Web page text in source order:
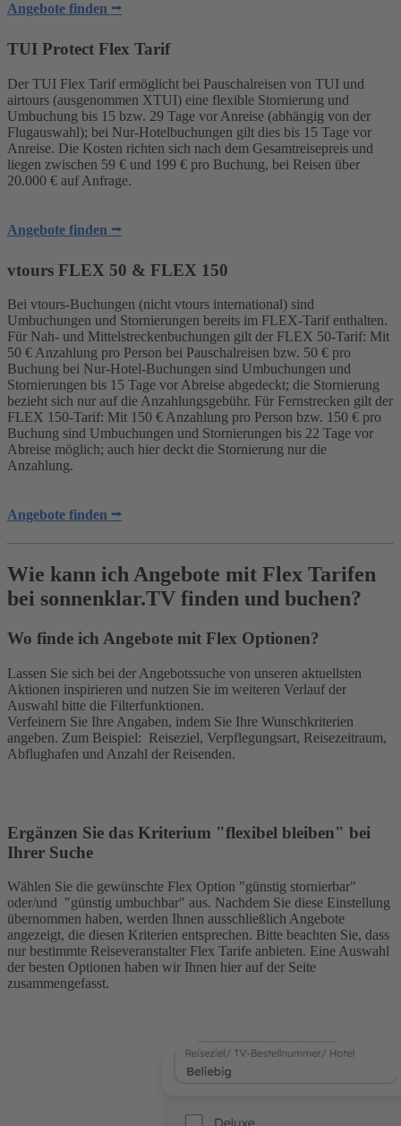
Angebote finden ⭢
TUI Protect Flex Tarif
Der TUI Flex Tarif ermöglicht bei Pauschalreisen von TUI und
airtours (ausgenommen XTUI) eine flexible Stornierung und
Umbuchung bis 15 bzw. 29 Tage vor Anreise (abhängig von der
Flugauswahl); bei Nur-Hotelbuchungen gilt dies bis 15 Tage vor
Anreise. Die Kosten richten sich nach dem Gesamtreisepreis und
liegen zwischen 59 € und 199 € pro Buchung, bei Reisen über
20.000 € auf Anfrage.
Angebote finden ⭢
vtours FLEX 50 & FLEX 150
Bei vtours-Buchungen (nicht vtours international) sind
Umbuchungen und Stornierungen bereits im FLEX-Tarif enthalten.
Für Nah- und Mittelstreckenbuchungen gilt der FLEX 50-Tarif: Mit
50 € Anzahlung pro Person bei Pauschalreisen bzw. 50 € pro
Buchung bei Nur-Hotel-Buchungen sind Umbuchungen und
Stornierungen bis 15 Tage vor Abreise abgedeckt; die Stornierung
bezieht sich nur auf die Anzahlungsgebühr. Für Fernstrecken gilt der
FLEX 150-Tarif: Mit 150 € Anzahlung pro Person bzw. 150 € pro
Buchung sind Umbuchungen und Stornierungen bis 22 Tage vor
Abreise möglich; auch hier deckt die Stornierung nur die
Anzahlung.
Angebote finden ⭢
Wie kann ich Angebote mit Flex Tarifen
bei sonnenklar.TV finden und buchen?
Wo finde ich Angebote mit Flex Optionen?
Lassen Sie sich bei der Angebotssuche von unseren aktuellsten
Aktionen inspirieren und nutzen Sie im weiteren Verlauf der
Auswahl bitte die Filterfunktionen.
Verfeinern Sie Ihre Angaben, indem Sie Ihre Wunschkriterien
angeben. Zum Beispiel: Reiseziel, Verpflegungsart, Reisezeitraum,
Abflughafen und Anzahl der Reisenden.
Ergänzen Sie das Kriterium "flexibel bleiben" bei
Ihrer Suche
Wählen Sie die gewünschte Flex Option "günstig stornierbar"
oder/und "günstig umbuchbar" aus. Nachdem Sie diese Einstellung
übernommen haben, werden Ihnen ausschließlich Angebote
angezeigt, die diesen Kriterien entsprechen. Bitte beachten Sie, dass
nur bestimmte Reiseveranstalter Flex Tarife anbieten. Eine Auswahl
der besten Optionen haben wir Ihnen hier auf der Seite
zusammengefasst.